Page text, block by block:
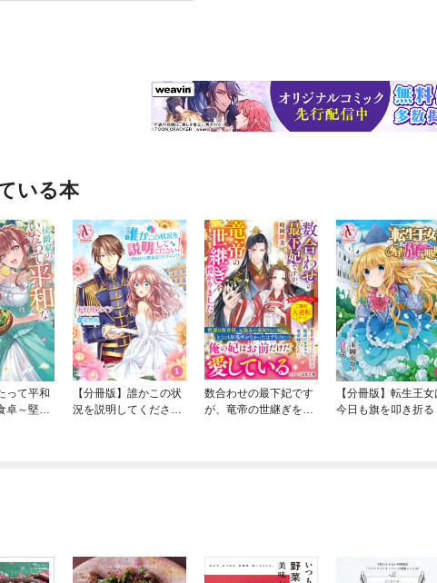
香るハーブティーサフラン入りブラックチャイティースパイス逆引き
スってなに？Column 02 香りを引き出す! スパイスの使い方Column
るタイプのスパイス＆ハーブColumn 05 スパイスの品質を保つ方法
いる本
って平和
卓～堅物
【分冊版】誰かこの状
況を説明してくださ
数合わせの最下妃です
が、竜帝の世継ぎを授
【分冊版】転生王女
今日も旗を叩き折る